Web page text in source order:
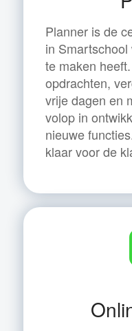
Planner is de
in
te maken
opdrachten,
vrije dagen en
volop in
nieuwe
klaar voor de